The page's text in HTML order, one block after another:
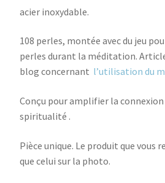
acier inoxydable.
108 perles, montée avec du jeu
perles durant la méditation.
blog concernant l’utilisation du
Conçu pour amplifier la
spiritualité .
Pièce unique. Le produit que vous
que celui sur la photo.